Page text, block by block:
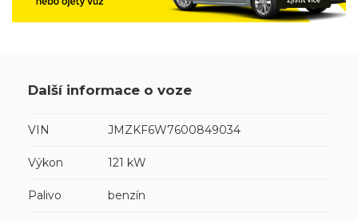
Další informace o voze
VIN JMZKF6W7600849034
Výkon 121 kW
Palivo benzín